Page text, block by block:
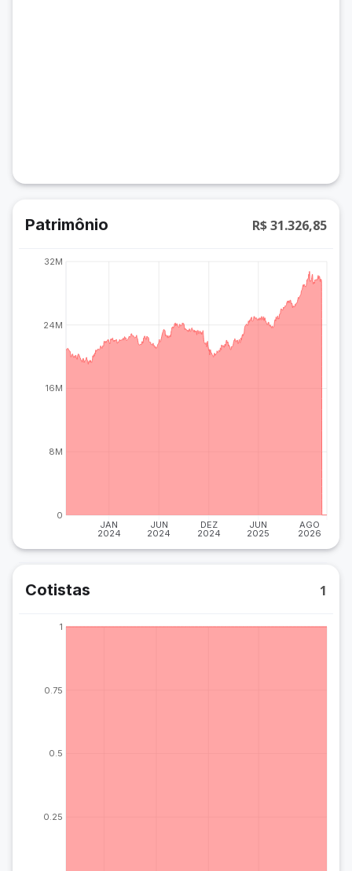
Patrimônio R$ 31.326,85
JAN
2024
JUN
2024
DEZ
2024
JUN
2025
AGO
2026
0
8M
16M
24M
32M
Cotistas 1
0.25
0.5
0.75
1